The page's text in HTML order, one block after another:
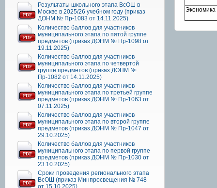
Результаты школьного этапа ВсОШ в
Москве в 2025/26 учебном году (приказ
ДОНМ № Пр-1083 от 14.11.2025)
Количество баллов для участников
муниципального этапа по пятой группе
предметов (приказ ДОНМ № Пр-1098 от
19.11.2025)
Количество баллов для участников
муниципального этапа по четвертой
группе предметов (приказ ДОНМ №
Пр-1082 от 14.11.2025)
Количество баллов для участников
муниципального этапа по третьей группе
предметов (приказ ДОНМ № Пр-1063 от
07.11.2025)
Количество баллов для участников
муниципального этапа по второй группе
предметов (приказ ДОНМ № Пр-1047 от
29.10.2025)
Количество баллов для участников
муниципального этапа по первой группе
предметов (приказ ДОНМ № Пр-1030 от
23.10.2025)
Сроки проведения регионального этапа
ВсОШ (приказ Минпросвещения № 748
от 15.10.2025)
Экономика